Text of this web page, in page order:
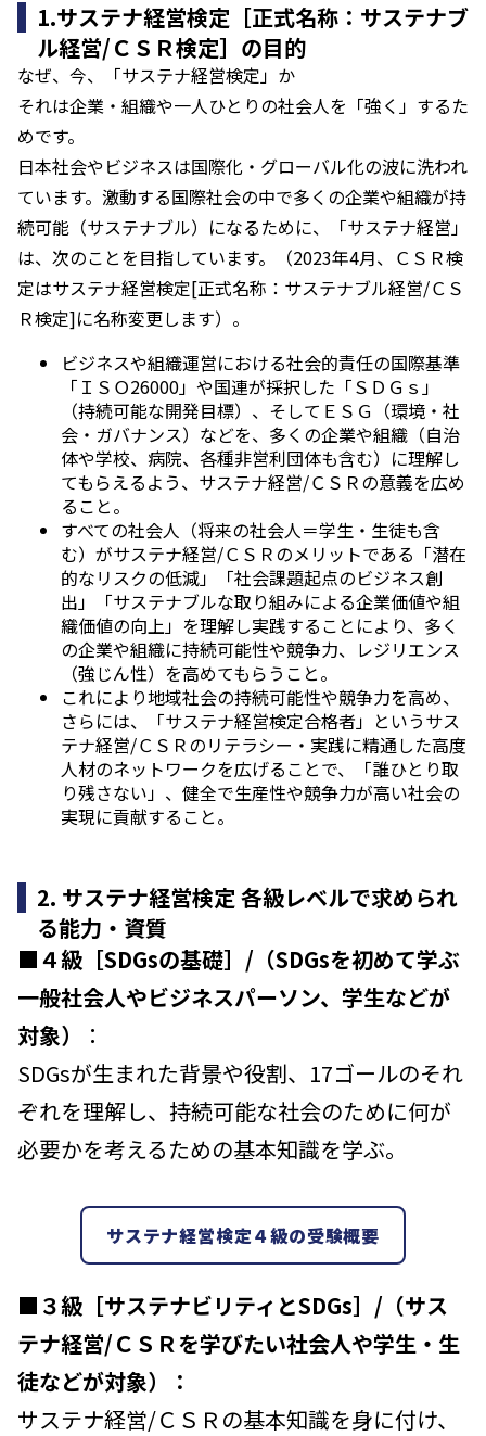
1.サステナ経営検定［正式名称：サステナブ
ル経営/ＣＳＲ検定］の目的
なぜ、今、「サステナ経営検定」か
――それは企業・組織や一人ひとりの社会人を「強く」するた
めです。
日本社会やビジネスは国際化・グローバル化の波に洗われ
ています。激動する国際社会の中で多くの企業や組織が持
続可能（サステナブル）になるために、「サステナ経営」
は、次のことを目指しています。（2023年4月、ＣＳＲ検
定はサステナ経営検定[正式名称：サステナブル経営/ＣＳ
Ｒ検定]に名称変更します）。
ビジネスや組織運営における社会的責任の国際基準
「ＩＳＯ26000」や国連が採択した「ＳＤＧｓ」
（持続可能な開発目標）、そしてＥＳＧ（環境・社
会・ガバナンス）などを、多くの企業や組織（自治
体や学校、病院、各種非営利団体も含む）に理解し
てもらえるよう、サステナ経営/ＣＳＲの意義を広め
ること。
すべての社会人（将来の社会人＝学生・生徒も含
む）がサステナ経営/ＣＳＲのメリットである「潜在
的なリスクの低減」「社会課題起点のビジネス創
出」「サステナブルな取り組みによる企業価値や組
織価値の向上」を理解し実践することにより、多く
の企業や組織に持続可能性や競争力、レジリエンス
（強じん性）を高めてもらうこと。
これにより地域社会の持続可能性や競争力を高め、
さらには、「サステナ経営検定合格者」というサス
テナ経営/ＣＳＲのリテラシー・実践に精通した高度
人材のネットワークを広げることで、「誰ひとり取
り残さない」、健全で生産性や競争力が高い社会の
実現に貢献すること。
2. サステナ経営検定 各級レベルで求められ
る能力・資質
■４級［SDGsの基礎］/（SDGsを初めて学ぶ
一般社会人やビジネスパーソン、学生などが
対象）
：
SDGsが生まれた背景や役割、17ゴールのそれ
ぞれを理解し、持続可能な社会のために何が
必要かを考えるための基本知識を学ぶ。
サステナ経営検定４級の受験概要
■ ３級［サステナビリティとSDGs］/（サス
テナ経営/ＣＳＲを学びたい社会人や学生・生
徒などが対象）：
サステナ経営/ＣＳＲの基本知識を身に付け、